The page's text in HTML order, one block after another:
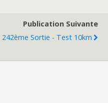
Publication Suivante
242ème Sortie - Test 10km